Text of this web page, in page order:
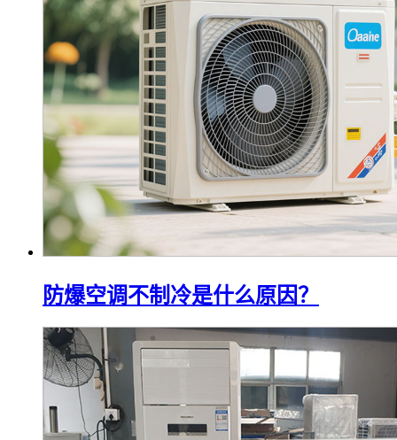
防爆空调不制冷是什么原因？